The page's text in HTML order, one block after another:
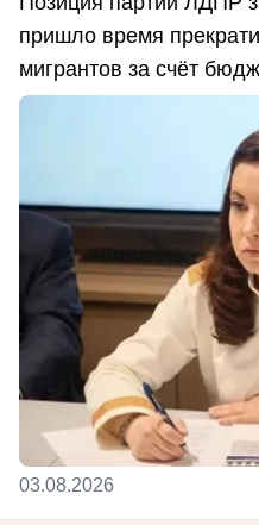
пришло время
мигрантов за счёт
03.08.2026